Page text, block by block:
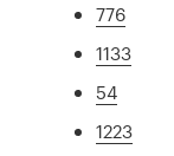
776
1133
54
1223